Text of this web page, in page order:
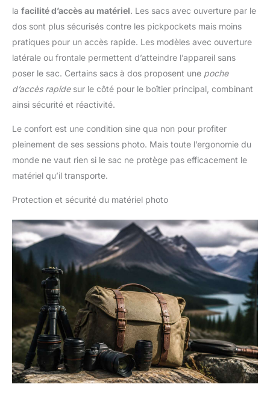
la facilité d’accès au matériel. Les sacs avec ouverture par le
dos sont plus sécurisés contre les pickpockets mais moins
pratiques pour un accès rapide. Les modèles avec ouverture
latérale ou frontale permettent d’atteindre l’appareil sans
poser le sac. Certains sacs à dos proposent une poche
d’accès rapidesur le côté pour le boîtier principal, combinant
ainsi sécurité et réactivité.
Le confort est une condition sine qua non pour profiter
pleinement de ses sessions photo. Mais toute l’ergonomie du
monde ne vaut rien si le sac ne protège pas efficacement le
matériel qu’il transporte.
Protection et sécurité du matériel photo